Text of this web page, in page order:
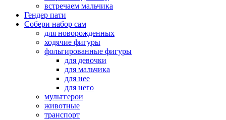
встречаем мальчика
Гендер пати
Собери набор сам
для новорожденных
ходячие фигуры
фольгированные фигуры
для девочки
для мальчика
для нее
для него
мультгерои
животные
транспорт